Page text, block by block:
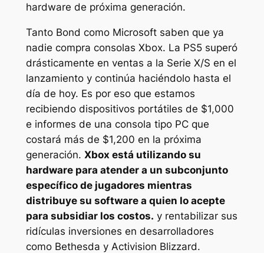
hardware de próxima generación.
Tanto Bond como Microsoft saben que ya
nadie compra consolas Xbox. La PS5 superó
drásticamente en ventas a la Serie X/S en el
lanzamiento y continúa haciéndolo hasta el
día de hoy. Es por eso que estamos
recibiendo dispositivos portátiles de $1,000
e informes de una consola tipo PC que
costará más de $1,200 en la próxima
generación. Xbox está utilizando su
hardware para atender a un subconjunto
específico de jugadores mientras
distribuye su software a quien lo acepte
para subsidiar los costos. y rentabilizar sus
ridículas inversiones en desarrolladores
como Bethesda y Activision Blizzard.